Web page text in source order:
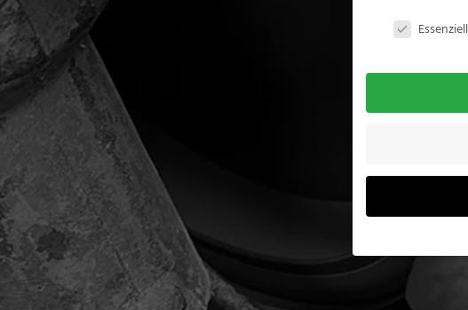
Essenziell
Wenn Sie unter
möchten,